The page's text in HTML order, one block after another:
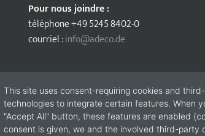
Pour nous joindre :
téléphone +49 5245 8402-0
courriel :info@adeco.de
This site uses consent-requiring cookies and
technologies to integrate certain features. When
"Accept All" button, these features are enabled
consent is given, we and the involved third-party